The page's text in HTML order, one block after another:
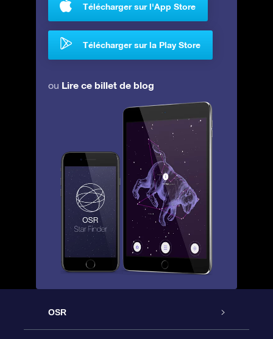
Télécharger sur l'App Store
Télécharger sur la Play Store
ou Lire ce billet de blog
OSR